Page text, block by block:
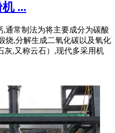
...
通常制法为将主要成分为碳酸
烧,分解生成二氧化碳以及氧化
灰,又称云石）,现代多采用机